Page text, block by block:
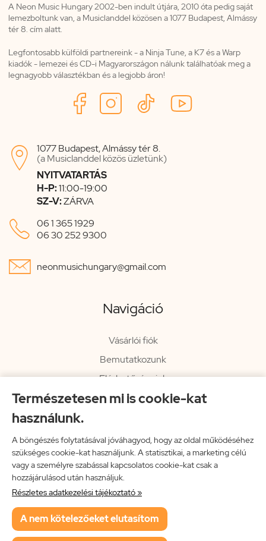
Természetesen mi is cookie-kat
használunk.
A böngészés folytatásával jóváhagyod, hogy az oldal működéséhez
szükséges cookie-kat használjunk. A statisztikai, a marketing célú
vagy a személyre szabással kapcsolatos cookie-kat csak a
hozzájárulásod után használjuk.
Részletes adatkezelési tájékoztató »
A nem kötelezőeket elutasítom
A Neon Music Hungary 2002-ben indult útjára, 2010 óta pedig saját
lemezboltunk van, a Musiclanddel közösen a 1077 Budapest, Almássy
tér 8. cím alatt.
Legfontosabb külföldi partnereink - a Ninja Tune, a K7 és a Warp
kiadók - lemezei és CD-i Magyarországon nálunk találhatóak meg a
legnagyobb választékban és a legjobb áron!

1077 Budapest, Almássy tér 8.
(a Musiclanddel közös üzletünk)
NYITVATARTÁS
H-P:11:00-19:00
SZ-V:ZÁRVA
 06 1 365 1929
06 30 252 9300
 neonmusichungary@gmail.com
Navigáció
Vásárlói fiók
Bemutatkozunk
Elérhetőségeink
Hírlevél
Impresszum
Vissza a főoldalra
Neon Music Hungary Bt.
ÁSZF
Adatkezelési tájékoztató